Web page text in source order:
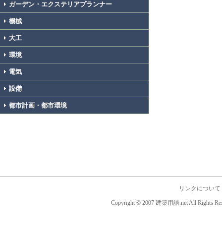
ガーデン・エクステリアプランナー
機械
大工
環境
電気
設備
都市計画・都市環境
リンクについて
Copyright © 2007 建築用語.net All Rights